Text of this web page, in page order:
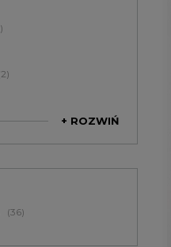
2
+ ROZWIŃ
36